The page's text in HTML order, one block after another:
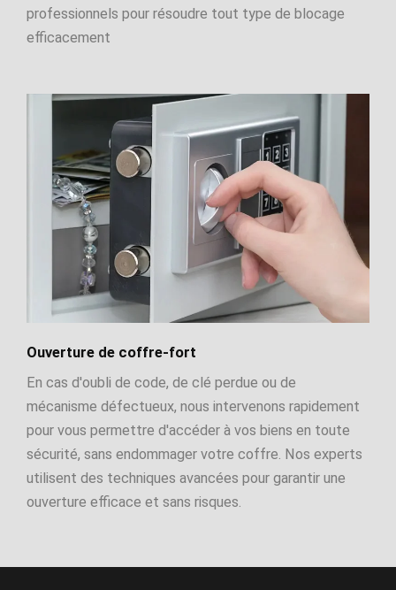
professionnels pour résoudre tout type de blocage
efficacement
Ouverture de coffre-fort
En cas d'oubli de code, de clé perdue ou de
mécanisme défectueux, nous intervenons rapidement
pour vous permettre d'accéder à vos biens en toute
sécurité, sans endommager votre coffre. Nos experts
utilisent des techniques avancées pour garantir une
ouverture efficace et sans risques.